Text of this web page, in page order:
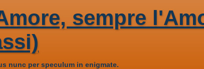
sempre
nunc per speculum in enigmate.